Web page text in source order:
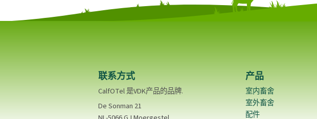
联系方式
CalfOTel 是VDK产品的品牌.
De Sonman 21
产品
室内畜舍
室外畜舍
配件